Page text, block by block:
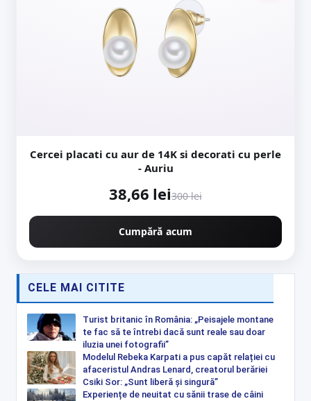
Cercei placati cu aur de 14K si decorati cu perle
- Auriu
38,66 lei300 lei
Cumpără acum
CELE MAI CITITE
Turist britanic în România: „Peisajele montane
te fac să te întrebi dacă sunt reale sau doar
iluzia unei fotografii”
Modelul Rebeka Karpati a pus capăt relației cu
afaceristul Andras Lenard, creatorul berăriei
Csiki Sor: „Sunt liberă și singură”
Experiențe de neuitat cu sănii trase de câini